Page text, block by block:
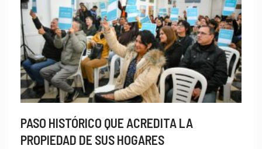
PASO HISTÓRICO QUE ACREDITA LA
PROPIEDAD DE SUS HOGARES